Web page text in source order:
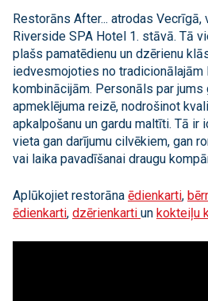
Restorāns After... atrodas
Riverside SPA Hotel 1. stāvā. Tā
plašs pamatēdienu un dzērienu
iedvesmojoties no tradicionālajām
kombinācijām. Personāls par
apmeklējuma reizē, nodrošinot
apkalpošanu un gardu maltīti. Tā ir
vieta gan darījumu cilvēkiem, gan
vai laika pavadīšanai draugu
Aplūkojiet restorāna ēdienkarti,
ēdienkarti, dzērienkarti un kokteiļu